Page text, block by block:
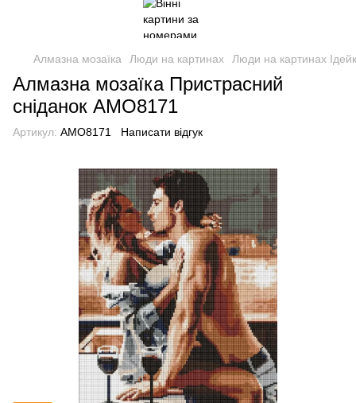
Алмазна мозаїка Люди на картинах Люди на картинах
Алмазна мозаїка Пристрасний
сніданок AMO8171
Артикул: AMO8171 Написати відгук